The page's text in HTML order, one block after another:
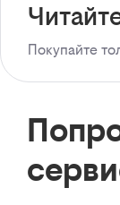
Покупайте